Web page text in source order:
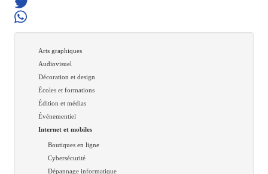
Arts graphiques
Audiovisuel
Décoration et design
Écoles et formations
Édition et médias
Événementiel
Internet et mobiles
Boutiques en ligne
Cybersécurité
Dépannage informatique